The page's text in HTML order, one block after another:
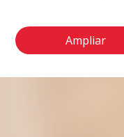
Ampliar